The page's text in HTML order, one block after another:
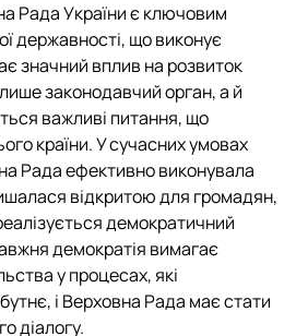
Рада України є ключовим
державності, що виконує
значний вплив на розвиток
законодавчий орган, а й
важливі питання, що
країни. У сучасних умовах
Рада ефективно виконувала
відкритою для громадян,
демократичний
демократія вимагає
у процесах, які
і Верховна Рада має стати
діалогу.